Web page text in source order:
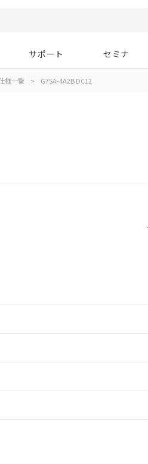
サポート セミナ
様一覧 > G7SA-4A2B DC12